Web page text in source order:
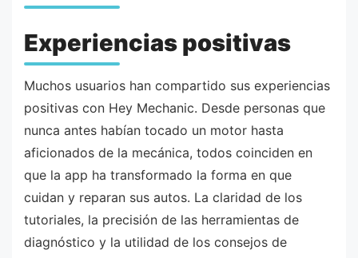
Experiencias positivas
Muchos usuarios han compartido sus experiencias
positivas con Hey Mechanic. Desde personas que
nunca antes habían tocado un motor hasta
aficionados de la mecánica, todos coinciden en
que la app ha transformado la forma en que
cuidan y reparan sus autos. La claridad de los
tutoriales, la precisión de las herramientas de
diagnóstico y la utilidad de los consejos de